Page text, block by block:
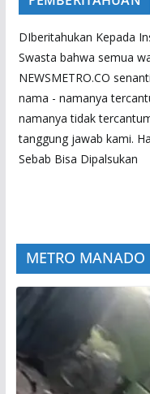
DIberitahukan Kepada
Swasta bahwa semua
NEWSMETRO.CO
nama - namanya
namanya tidak
tanggung jawab kami.
Sebab Bisa Dipalsukan
METRO MANADO